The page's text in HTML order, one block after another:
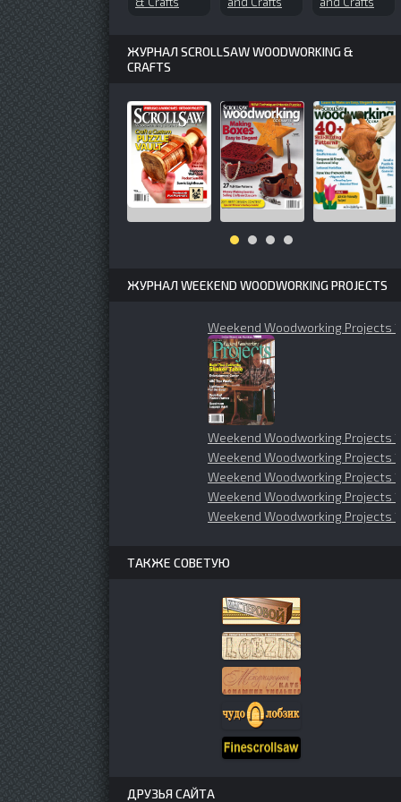
ЖУРНАЛ SCROLLSAW WOODWORKING &
CRAFTS
ЖУРНАЛ WEEKEND WOODWORKING PROJECTS
Weekend Woodworking Projects
Weekend Woodworking Projects
Weekend Woodworking Projects
Weekend Woodworking Projects
Weekend Woodworking Projects
Weekend Woodworking Projects
ТАКЖЕ СОВЕТУЮ
ДРУЗЬЯ САЙТА